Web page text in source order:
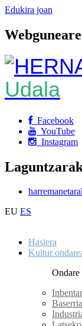
Edukira joan
Udala
Facebook
YouTube
Instagram
EU ES
Hasiera
Kultur